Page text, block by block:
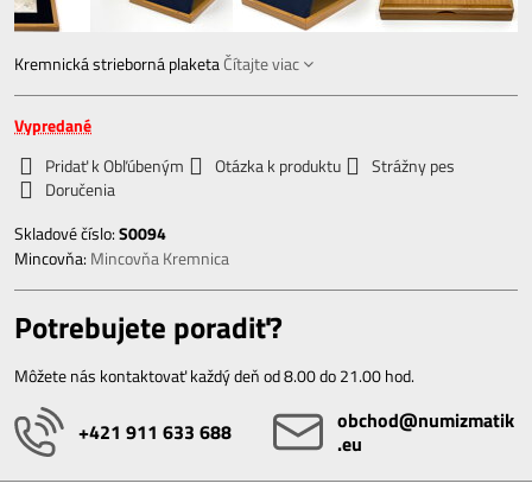
Kremnická strieborná plaketaČítajte viac
Vypredané
Pridať k Obľúbeným
Otázka k produktu
Strážny pes
Doručenia
Skladové číslo:S0094
Mincovňa: Mincovňa Kremnica
Potrebujete poradiť?
Môžete nás kontaktovať každý deň od 8.00 do 21.00 hod.
+421 911 633 688
obchod​@numizmatik​
.eu